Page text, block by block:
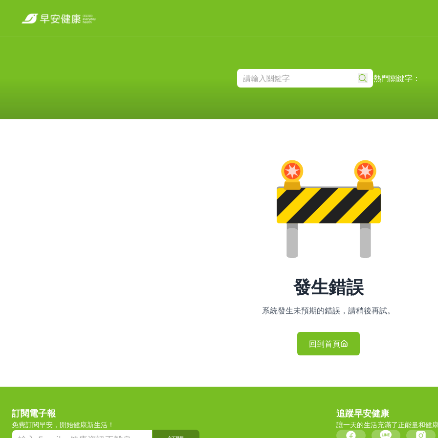
熱門關鍵字：
發生錯誤
系統發生未預期的錯誤，請稍後再試。
回到首頁
訂閱電子報
免費訂閱早安，開始健康新生活！
追蹤早安健康
讓一天的生活充滿了正能量和健